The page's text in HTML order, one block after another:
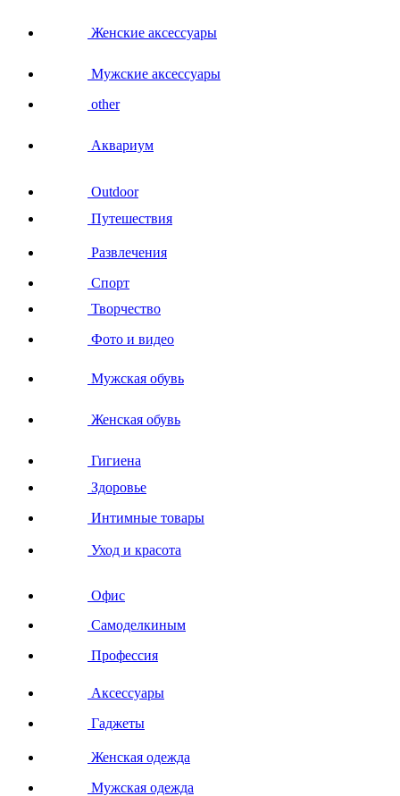
Женские аксессуары
Мужские аксессуары
other
Аквариум
Outdoor
Путешествия
Развлечения
Спорт
Творчество
Фото и видео
Мужская обувь
Женская обувь
Гигиена
Здоровье
Интимные товары
Уход и красота
Офис
Самоделкиным
Профессия
Аксессуары
Гаджеты
Женская одежда
Мужская одежда